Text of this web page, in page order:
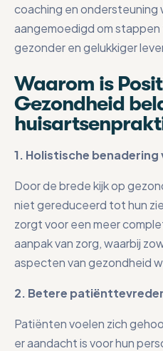
coaching en
aangemoedigd om
gezonder en gelukkiger
Waarom is
Gezondheid
1. Holistische
Door de brede kijk op
niet gereduceerd tot hun
zorgt voor een meer
aanpak van zorg, waarbij
aspecten van gezondheid
2. Betere
Patiënten voelen zich
er aandacht is voor hun